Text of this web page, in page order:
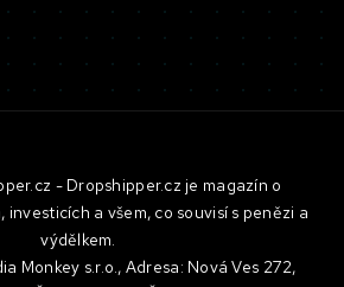
- Dropshipper.cz je magazín o
a všem, co souvisí s penězi a
výdělkem.
Monkey s.r.o., Adresa: Nová Ves 272,